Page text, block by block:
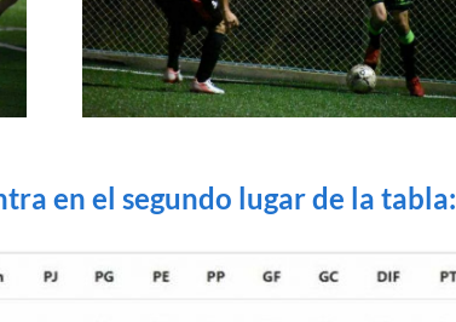
en el segundo lugar de la tabla: